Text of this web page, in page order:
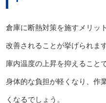
倉庫に断熱対策を施すメリッ
改善されることが挙げられます
庫内温度の上昇を抑えること
身体的な負担が軽くなり、作
くなるでしょう。